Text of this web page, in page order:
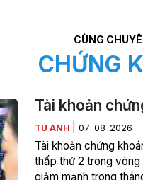
CÙNG
CHỨNG
Tài khoản
TÚ ANH 07-08-2026
Tài khoản chứng
thấp thứ 2 trong vòng
giảm mạnh trong